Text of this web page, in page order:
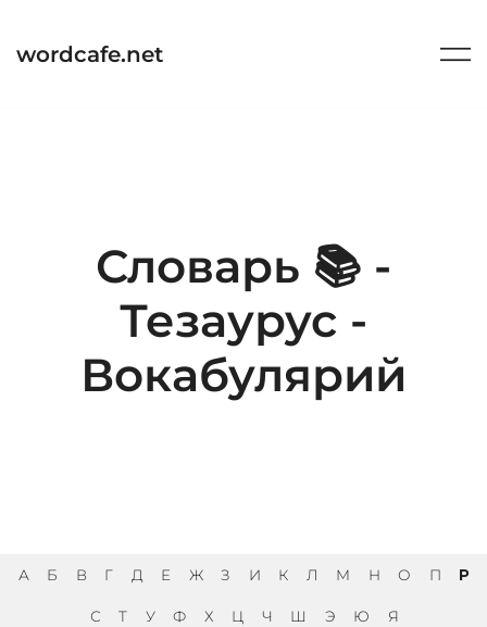
содержимому
wordcafe.net
Словарь 📚 -
Тезаурус -
Вокабулярий
А Б В Г Д Е Ж З И К Л М Н О П Р
С Т У Ф Х Ц Ч Ш Э Ю Я